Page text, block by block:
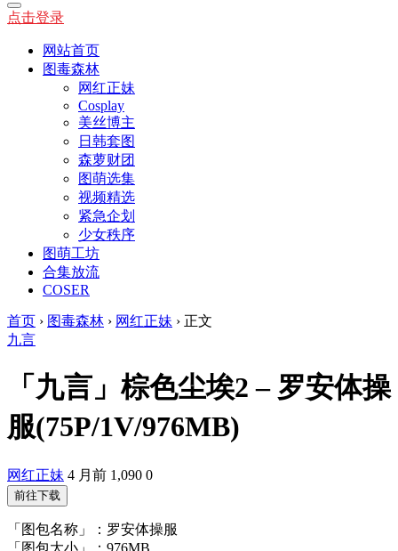
点击登录
网站首页
图毒森林
网红正妹
Cosplay
美丝博主
日韩套图
森萝财团
图萌选集
视频精选
紧急企划
少女秩序
图萌工坊
合集放流
COSER
首页 › 图毒森林 › 网红正妹 › 正文
九言
「九言」棕色尘埃2 – 罗安体操
服(75P/1V/976MB)
网红正妹 4 月前 1,090 0
前往下载
「图包名称」：罗安体操服
「图包大小」：976MB